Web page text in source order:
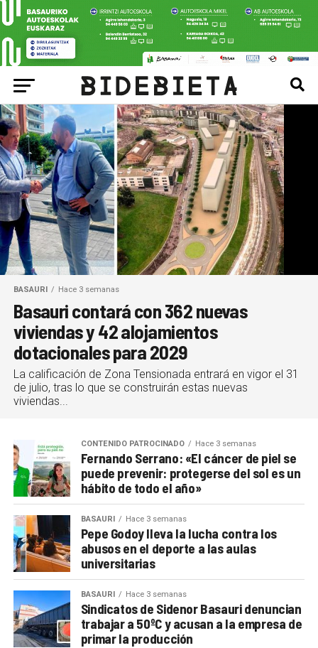
BASAURI Hace 3 semanas
Basauri contará con 362 nuevas
viviendas y 42 alojamientos
dotacionales para 2029
La calificación de Zona Tensionada entrará en vigor el 31
de julio, tras lo que se construirán estas nuevas
viviendas...
CONTENIDO PATROCINADO Hace 3 semanas
Fernando Serrano: «El cáncer de piel se
puede prevenir: protegerse del sol es un
hábito de todo el año»
BASAURI Hace 3 semanas
Pepe Godoy lleva la lucha contra los
abusos en el deporte a las aulas
universitarias
BASAURI Hace 3 semanas
Sindicatos de Sidenor Basauri denuncian
trabajar a 50ºC y acusan a la empresa de
primar la producción